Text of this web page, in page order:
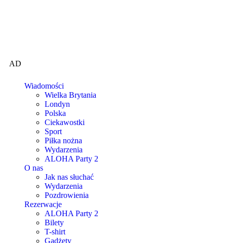
AD
Wiadomości
Wielka Brytania
Londyn
Polska
Ciekawostki
Sport
Piłka nożna
Wydarzenia
ALOHA Party 2
O nas
Jak nas słuchać
Wydarzenia
Pozdrowienia
Rezerwacje
ALOHA Party 2
Bilety
T-shirt
Gadżety